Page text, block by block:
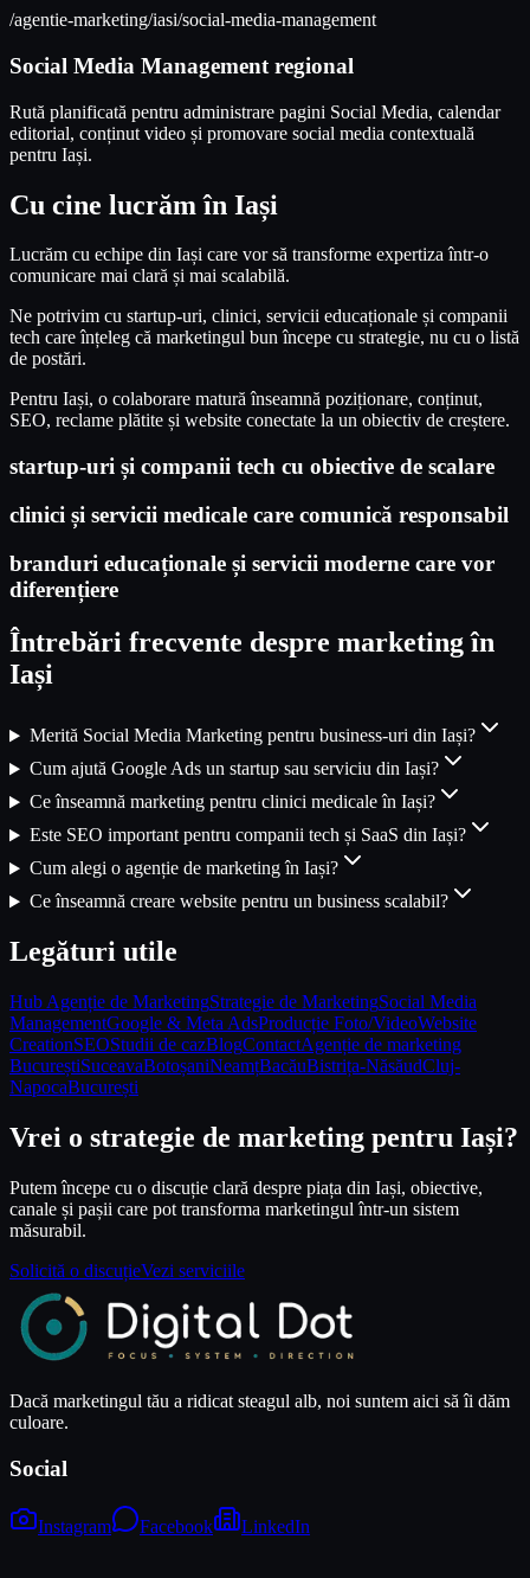
/agentie-marketing/iasi/social-media-management
Social Media Management regional
Rută planificată pentru administrare pagini Social Media, calendar
editorial, conținut video și promovare social media contextuală
pentru Iași.
Cu cine lucrăm în Iași
Lucrăm cu echipe din Iași care vor să transforme expertiza într-o
comunicare mai clară și mai scalabilă.
Ne potrivim cu startup-uri, clinici, servicii educaționale și companii
tech care înțeleg că marketingul bun începe cu strategie, nu cu o listă
de postări.
Pentru Iași, o colaborare matură înseamnă poziționare, conținut,
SEO, reclame plătite și website conectate la un obiectiv de creștere.
startup-uri și companii tech cu obiective de scalare
clinici și servicii medicale care comunică responsabil
branduri educaționale și servicii moderne care vor
diferențiere
Întrebări frecvente despre marketing în
Iași
Merită Social Media Marketing pentru business-uri din Iași?
Cum ajută Google Ads un startup sau serviciu din Iași?
Ce înseamnă marketing pentru clinici medicale în Iași?
Este SEO important pentru companii tech și SaaS din Iași?
Cum alegi o agenție de marketing în Iași?
Ce înseamnă creare website pentru un business scalabil?
Legături utile
Hub Agenție de MarketingStrategie de MarketingSocial Media
ManagementGoogle & Meta AdsProducție Foto/VideoWebsite
CreationSEOStudii de cazBlogContactAgenție de marketing
BucureștiSuceavaBotoșaniNeamțBacăuBistrița-NăsăudCluj-
NapocaBucurești
Vrei o strategie de marketing pentru Iași?
Putem începe cu o discuție clară despre piața din Iași, obiective,
canale și pașii care pot transforma marketingul într-un sistem
măsurabil.
Solicită o discuțieVezi serviciile
Dacă marketingul tău a ridicat steagul alb, noi suntem aici să îi dăm
culoare.
Social
Instagram Facebook LinkedIn